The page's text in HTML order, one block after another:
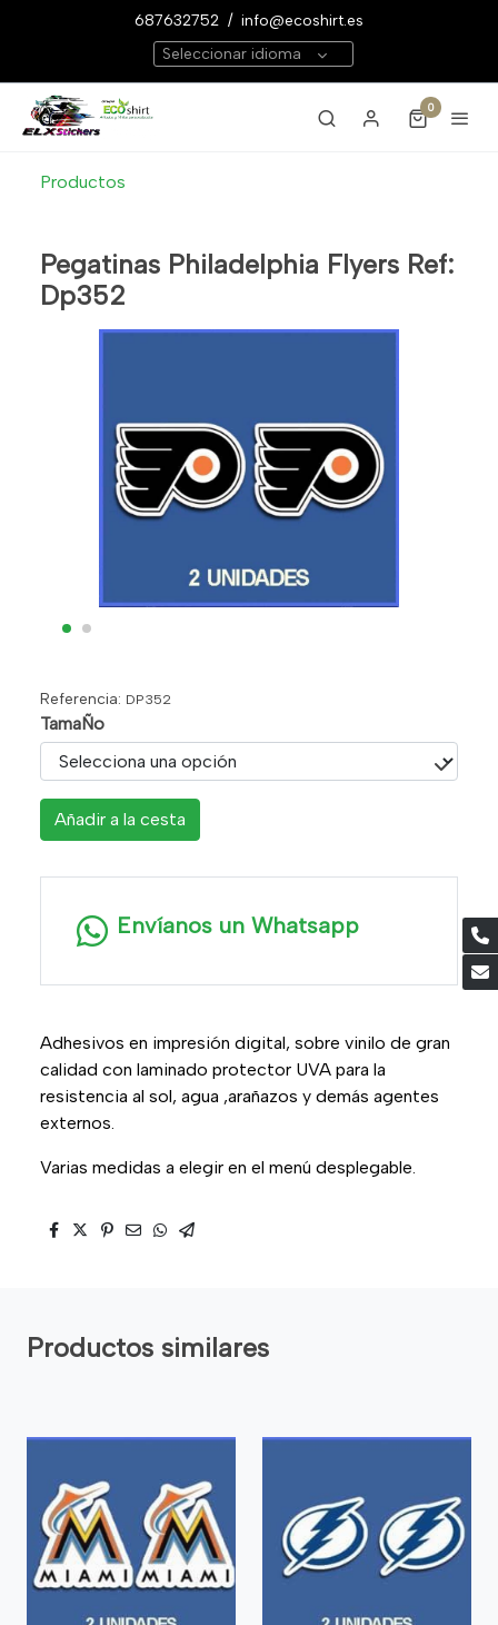
687632752 / info@ecoshirt.es
Seleccionar idioma
0
Productos
Pegatinas Philadelphia Flyers Ref:
Dp352
Referencia: DP352
TamaÑo
Añadir a la cesta
Envíanos un Whatsapp
Adhesivos en impresión digital, sobre vinilo de gran
calidad con laminado protector UVA para la
resistencia al sol, agua ,arañazos y demás agentes
externos.
Varias medidas a elegir en el menú desplegable.
Productos similares